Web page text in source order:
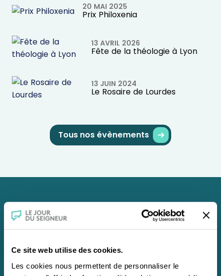
Ce site web utilise des cookies.
Les cookies nous permettent de personnaliser le
20 MAI 2025
Prix Philoxenia
13 AVRIL 2026
Fête de la théologie à Lyon
13 JUIN 2024
Le Rosaire de Lourdes
Tous nos évènements
Abonnez-vous au
Seigneur